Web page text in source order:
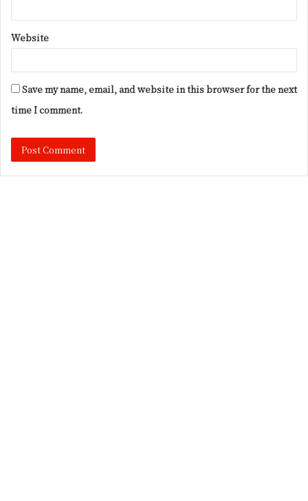
Website
Save my name, email, and website in this browser for the next
time I comment.